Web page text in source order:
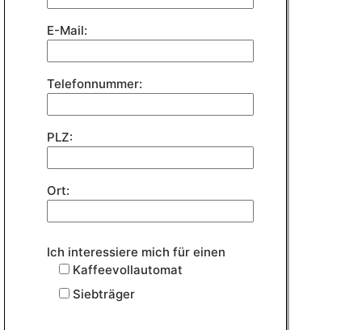
E-Mail:
Telefonnummer:
PLZ:
Ort:
Ich interessiere mich für einen
Kaffeevollautomat
Siebträger